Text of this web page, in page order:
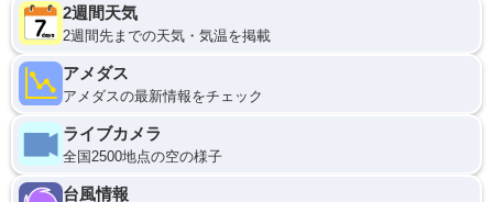
2週間天気
2週間先までの天気・気温を掲載
アメダス
アメダスの最新情報をチェック
ライブカメラ
全国2500地点の空の様子
台風情報